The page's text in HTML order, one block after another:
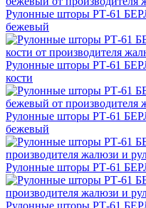
Рулонные шторы РТ-61
бежевый
Рулонные шторы РТ-61
кости
Рулонные шторы РТ-61
бежевый
Рулонные шторы РТ-61
Рулонные шторы РТ-61